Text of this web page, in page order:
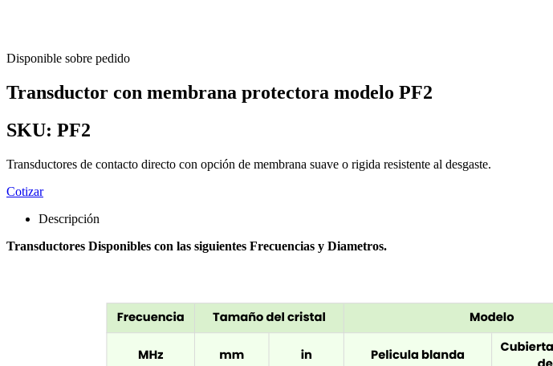
Disponible sobre pedido
Transductor con membrana protectora modelo PF2
SKU: PF2
Transductores de contacto directo con opción de membrana suave o rigida resistente al desgaste.
Cotizar
Descripción
Transductores Disponibles con las siguientes Frecuencias y Diametros.